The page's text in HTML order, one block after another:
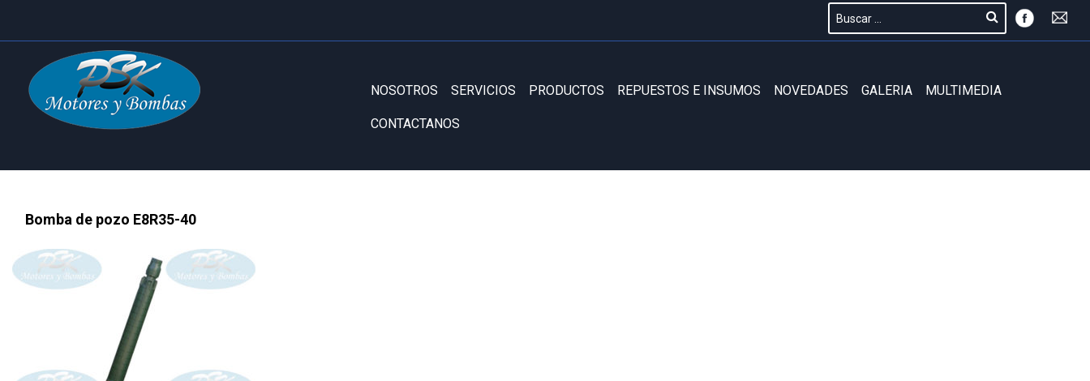
NOSOTROS SERVICIOS PRODUCTOS REPUESTOS E INSUMOS NOVEDADES GALERIA MULTIMEDIA
CONTACTANOS
Bomba de pozo E8R35-40